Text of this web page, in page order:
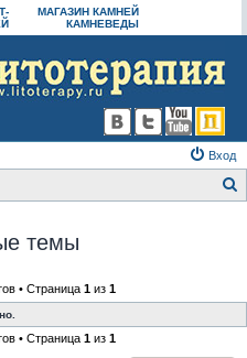
МАГАЗИН КАМНЕЙ
КАМНЕВЕДЫ
Вход
темы
• Страница 1из 1
• Страница 1из 1